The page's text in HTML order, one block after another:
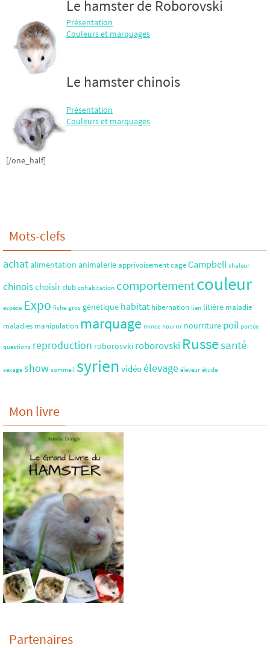
Le hamster de Roborovski
Présentation
Couleurs et marquages
Le hamster chinois
Présentation
Couleurs et marquages
[/one_half]
Mots-clefs
achatalimentation animalerieapprivoisementcageCampbell chaleur
chinoischoisirclub cohabitation comportementcouleur
espèce Expo fiche gros génétique habitat hibernation lien litière maladie
maladies manipulation marquage mince nourrir nourriture poil portée
questions reproduction roborosvki roborovski Russesanté
sexage show sommeil syrien vidéoélevage éleveur étude
Mon livre
Partenaires